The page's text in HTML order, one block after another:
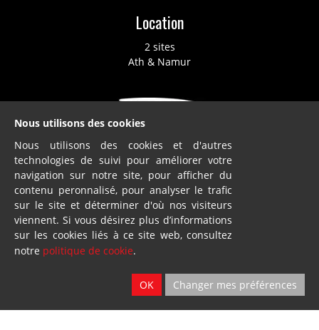
Location
2 sites
Ath & Namur
Dillies
SA
Blandain
© Loiselet 2025 By
FAQ
Conditions générales de vente
Protection des données
Nous utilisons des cookies
Nous utilisons des cookies et d'autres
technologies de suivi pour améliorer votre
navigation sur notre site, pour afficher du
contenu peronnalisé, pour analyser le trafic
sur le site et déterminer d'où nos visiteurs
viennent. Si vous désirez plus d’informations
sur les cookies liés à ce site web, consultez
notre politique de cookie.
OK Changer mes préférences